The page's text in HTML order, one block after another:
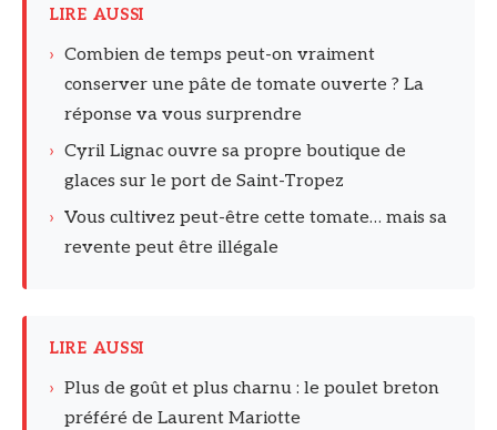
LIRE AUSSI
› Combien de temps peut-on vraiment
conserver une pâte de tomate ouverte ? La
réponse va vous surprendre
› Cyril Lignac ouvre sa propre boutique de
glaces sur le port de Saint-Tropez
› Vous cultivez peut-être cette tomate… mais sa
revente peut être illégale
LIRE AUSSI
› Plus de goût et plus charnu : le poulet breton
préféré de Laurent Mariotte